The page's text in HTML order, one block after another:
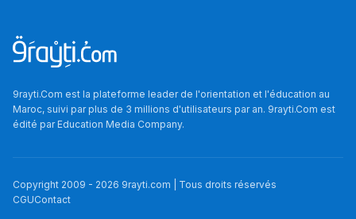
Ki Derti Liha
باش تقدر تساعد الناس
يلقاو التوازن من الدّاخل
9rayti.Com est la plateforme leader de l'orientation et l'éducation au
Maroc, suivi par plus de 3 millions d'utilisateurs par an. 9rayti.Com est
édité parEducation Media Company.
Copyright 2009 - 2026 9rayti.com | Tous droits réservés
CGUContact